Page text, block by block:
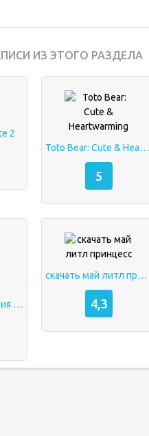
ИЗ ЭТОГО РАЗДЕЛА
2
Toto Bear: Cute & Heartwarming
5
май литл пони магия принцесс скачать
скачать май литл принцесс
4,3